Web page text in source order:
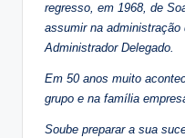
regresso, em 1968, de
assumir na
Administrador Delegado.
Em 50 anos muito
grupo e na família
Soube preparar a sua